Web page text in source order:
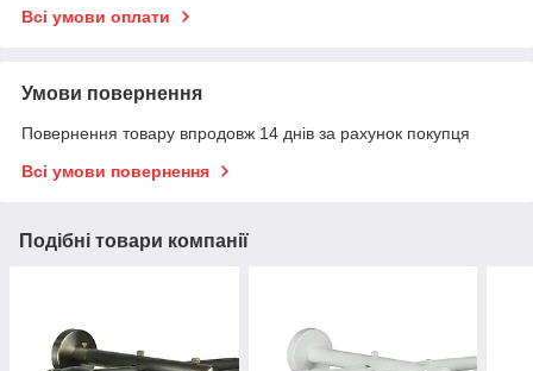
Всі умови оплати
Умови повернення
Повернення товару впродовж 14 днів за рахунок покупця
Всі умови повернення
Подібні товари компанії